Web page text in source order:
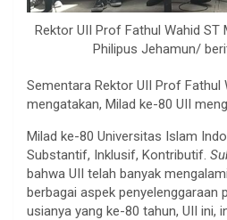
Rektor UII Prof Fathul Wahid ST
Philipus Jehamun/
Sementara Rektor UII Prof Fathul
mengatakan, Milad ke-80 UII
Milad ke-80 Universitas Islam
Substantif, Inklusif, Kontributif.
bahwa UII telah banyak
berbagai aspek penyelenggaraan
usianya yang ke-80 tahun, UII ini,